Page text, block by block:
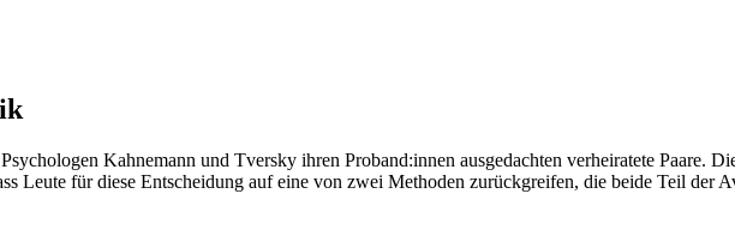
Kahnemann und Tversky ihren Proband:innen ausgedachten verheiratete Paare.
Leute für diese Entscheidung auf eine von zwei Methoden zurückgreifen, die beide Teil der